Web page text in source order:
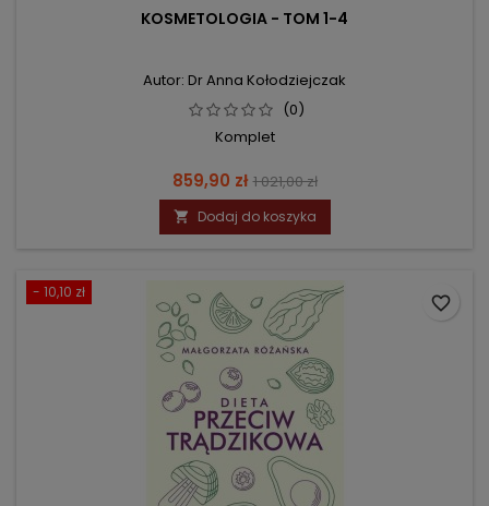
KOSMETOLOGIA - TOM 1-4
Autor: Dr Anna Kołodziejczak
(0)
Komplet
Cena
859,90 zł Cena
podstawowa
1 021,00 zł
 Dodaj do koszyka
- 10,10 zł
favorite_border